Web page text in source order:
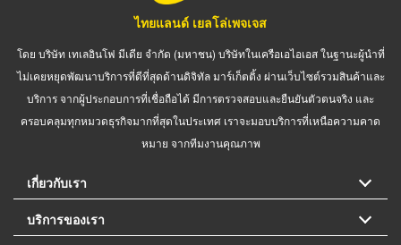
ไทยแลนด์ เยลโล่เพจเจส
โดย บริษัท เทเลอินโฟ มีเดีย จำกัด (มหาชน) บริษัทในเครือเอไอเอส ในฐานะผู้นำที่
ไม่เคยหยุดพัฒนาบริการที่ดีที่สุดด้านดิจิทัล มาร์เก็ตติ้ง ผ่านเว็บไซต์รวมสินค้าและ
บริการ จากผู้ประกอบการที่เชื่อถือได้ มีการตรวจสอบและยืนยันตัวตนจริง และ
ครอบคลุมทุกหมวดธุรกิจมากที่สุดในประเทศ เราจะมอบบริการที่เหนือความคาด
หมาย จากทีมงานคุณภาพ
เกี่ยวกับเรา
บริการของเรา